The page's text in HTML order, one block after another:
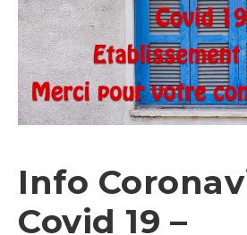
Info
Covid 19 –